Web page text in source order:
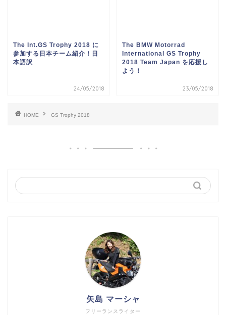
The Int.GS Trophy 2018 に
参加する日本チーム紹介！日
本語訳
24/05/2018
The BMW Motorrad
International GS Trophy
2018 Team Japan を応援し
よう！
23/05/2018
HOME GS Trophy 2018
フリーランスライター
矢島 マーシャ